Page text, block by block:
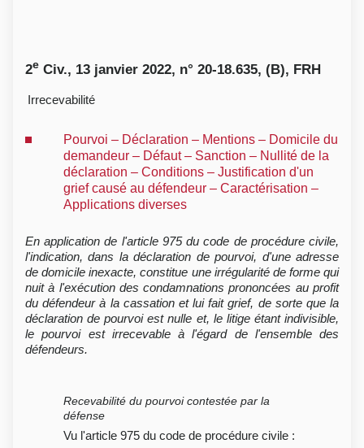
2e Civ., 13 janvier 2022, n° 20-18.635, (B), FRH
Irrecevabilité
Pourvoi – Déclaration – Mentions – Domicile du
demandeur – Défaut – Sanction – Nullité de la
déclaration – Conditions – Justification d'un
grief causé au défendeur – Caractérisation –
Applications diverses
En application de l'article 975 du code de procédure civile,
l'indication, dans la déclaration de pourvoi, d'une adresse
de domicile inexacte, constitue une irrégularité de forme qui
nuit à l'exécution des condamnations prononcées au profit
du défendeur à la cassation et lui fait grief, de sorte que la
déclaration de pourvoi est nulle et, le litige étant indivisible,
le pourvoi est irrecevable à l'égard de l'ensemble des
défendeurs.
Recevabilité du pourvoi contestée par la
défense
Vu l'article 975 du code de procédure civile :